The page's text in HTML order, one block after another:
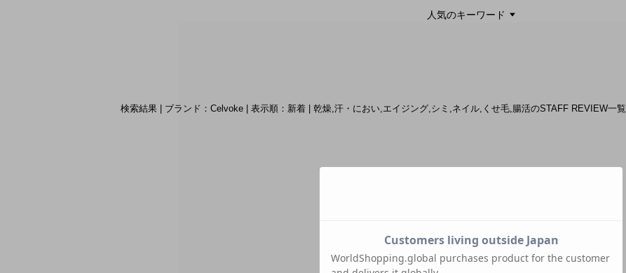
人気のキーワード
検索結果 | ブランド：Celvoke | 表示順：新着 | 乾燥,汗・におい,エイジング,シミ,ネイル,くせ毛,腸活のSTAFF REVIEW一覧